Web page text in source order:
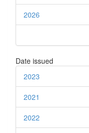
2026
Date issued
2023
2021
2022